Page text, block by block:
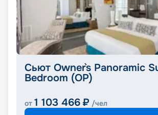
Сьют Owner`s Panoramic
Bedroom (OP)
от 1 103 466 ₽ /чел